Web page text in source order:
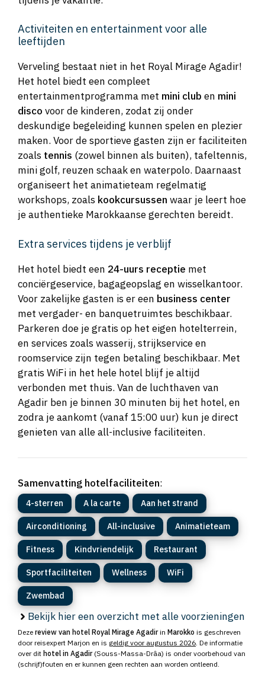
Activiteiten en entertainment voor alle
leeftijden
Verveling bestaat niet in het Royal Mirage Agadir!
Het hotel biedt een compleet
entertainmentprogramma met mini club en mini
disco voor de kinderen, zodat zij onder
deskundige begeleiding kunnen spelen en plezier
maken. Voor de sportieve gasten zijn er faciliteiten
zoals tennis (zowel binnen als buiten), tafeltennis,
mini golf, reuzen schaak en waterpolo. Daarnaast
organiseert het animatieteam regelmatig
workshops, zoals kookcursussen waar je leert hoe
je authentieke Marokkaanse gerechten bereidt.
Extra services tijdens je verblijf
Het hotel biedt een 24-uurs receptie met
conciërgeservice, bagageopslag en wisselkantoor.
Voor zakelijke gasten is er een business center
met vergader- en banquetruimtes beschikbaar.
Parkeren doe je gratis op het eigen hotelterrein,
en services zoals wasserij, strijkservice en
roomservice zijn tegen betaling beschikbaar. Met
gratis WiFi in het hele hotel blijf je altijd
verbonden met thuis. Van de luchthaven van
Agadir ben je binnen 30 minuten bij het hotel, en
zodra je aankomt (vanaf 15:00 uur) kun je direct
genieten van alle all-inclusive faciliteiten.
Samenvatting hotelfaciliteiten:
4-sterren A la carte Aan het strand
Airconditioning All-inclusive Animatieteam
Fitness Kindvriendelijk Restaurant
Sportfaciliteiten Wellness WiFi
Zwembad
Bekijk hier een overzicht met alle voorzieningen
Deze review van hotel Royal Mirage Agadirin Marokko is geschreven
door reisexpert Marjon en is geldig voor augustus 2026 . De informatie
over dit hotel in Agadir(Souss-Massa-Drâa) is onder voorbehoud van
(schrijf)fouten en er kunnen geen rechten aan worden ontleend.